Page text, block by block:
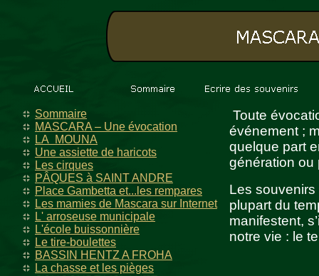
Sommaire
MASCARA – Une évocation
LA MOUNA
Une assiette de haricots
Les cirques
PÂQUES à SAINT ANDRE
Place Gambetta et...les rempares
Les mamies de Mascara sur Internet
L' arroseuse municipale
L'école buissonnière
Le tire-boulettes
BASSIN HENTZ A FROHA
La chasse et les pièges
Toute
événement ;
quelque part
génération ou
Les souvenirs
plupart du
manifestent,
notre vie : le